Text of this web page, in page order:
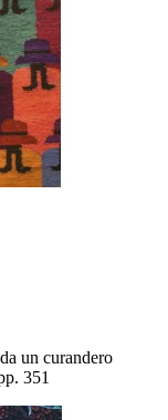
un curandero
351